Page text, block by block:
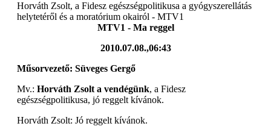
Horváth Zsolt, a Fidesz egészségpolitikusa a gyógyszerellátás
helytetéről és a moratórium okairól - MTV1
MTV1 - Ma reggel
2010.07.08.,06:43
Műsorvezető: Süveges Gergő
Mv.: Horváth Zsolt a vendégünk, a Fidesz
egészségpolitikusa, jó reggelt kívánok.
Horváth Zsolt: Jó reggelt kívánok.